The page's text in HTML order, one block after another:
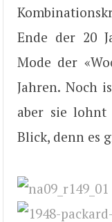
Ende der 20
Mode der
Jahren. Noch
aber sie
Blick, denn es